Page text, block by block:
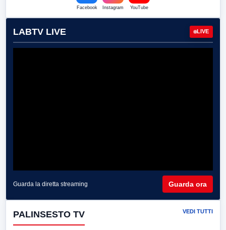
Facebook Instagram YouTube
LABTV LIVE LIVE
Guarda la diretta streaming Guarda ora
PALINSESTO TV VEDI TUTTI